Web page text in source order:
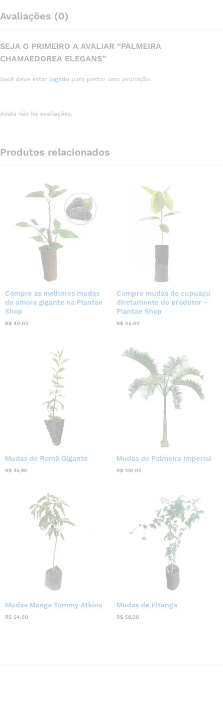
Avaliações (0)
SEJA O PRIMEIRO A AVALIAR “PALMEIRA
CHAMAEDOREA ELEGANS”
Você deve estar logado para postar uma avaliação.
Ainda não há avaliações.
Produtos relacionados
Compre as melhores mudas
de amora gigante na Plantae
Shop
R$ 40,00
Compre mudas de cupuaçu
diretamente do produtor –
Plantae Shop
R$ 45,00
Mudas de Romã Gigante
R$ 35,90
Mudas de Palmeira Imperial
R$ 120,00
Mudas Manga Tommy Atkins
R$ 64,00
Mudas de Pitanga
R$ 58,00